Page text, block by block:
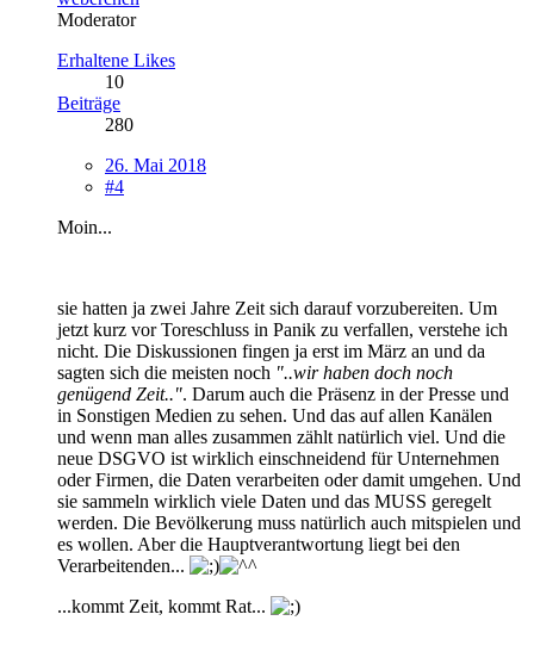
Moderator
Erhaltene Likes
10
Beiträge
280
26. Mai 2018
#4
Moin...
sie hatten ja zwei Jahre Zeit sich darauf vorzubereiten. Um
jetzt kurz vor Toreschluss in Panik zu verfallen, verstehe ich
nicht. Die Diskussionen fingen ja erst im März an und da
sagten sich die meisten noch "..wir haben doch noch
genügend Zeit..". Darum auch die Präsenz in der Presse und
in Sonstigen Medien zu sehen. Und das auf allen Kanälen
und wenn man alles zusammen zählt natürlich viel. Und die
neue DSGVO ist wirklich einschneidend für Unternehmen
oder Firmen, die Daten verarbeiten oder damit umgehen. Und
sie sammeln wirklich viele Daten und das MUSS geregelt
werden. Die Bevölkerung muss natürlich auch mitspielen und
es wollen. Aber die Hauptverantwortung liegt bei den
Verarbeitenden...
...kommt Zeit, kommt Rat...